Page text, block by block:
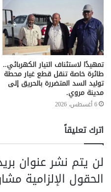
تمهيدًا لاستئناف التيار الكهربائي..
طائرة خاصة تنقل قطع غيار محطة
توليد السد المتضررة بالحريق إلى
مدينة مروي.
6 أغسطس، 2026
اترك تعليقاً
لن يتم نشر عنوان
الحقول الإلزامية